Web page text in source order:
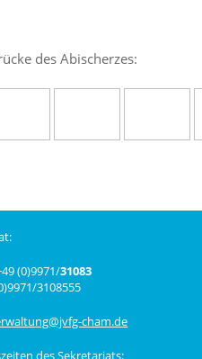
des Abischerzes:
(0)9971/31083
3108555
cham.de
des Sekretariats: